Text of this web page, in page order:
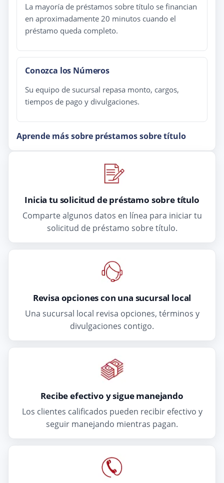
La mayoría de préstamos sobre título se financian
en aproximadamente 20 minutos cuando el
préstamo queda completo.
Conozca los Números
Su equipo de sucursal repasa monto, cargos,
tiempos de pago y divulgaciones.
Aprende más sobre préstamos sobre título
Inicia tu solicitud de préstamo sobre título
Comparte algunos datos en línea para iniciar tu
solicitud de préstamo sobre título.
Revisa opciones con una sucursal local
Una sucursal local revisa opciones, términos y
divulgaciones contigo.
Recibe efectivo y sigue manejando
Los clientes calificados pueden recibir efectivo y
seguir manejando mientras pagan.